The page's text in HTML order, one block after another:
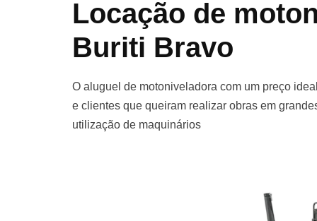
Locação de
Buriti Bravo
O aluguel de motoniveladora com um preço
e clientes que queiram realizar obras em
utilização de maquinários